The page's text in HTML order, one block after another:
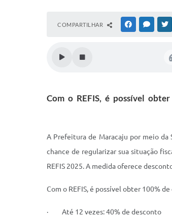
COMPARTILHAR FACEBOOK
Com o REFIS, é possível
A Prefeitura de Maracaju por meio
chance de regularizar sua situação
REFIS 2025. A medida oferece
Com o REFIS, é possível obter 100%
· Até 12 vezes: 40% de desconto